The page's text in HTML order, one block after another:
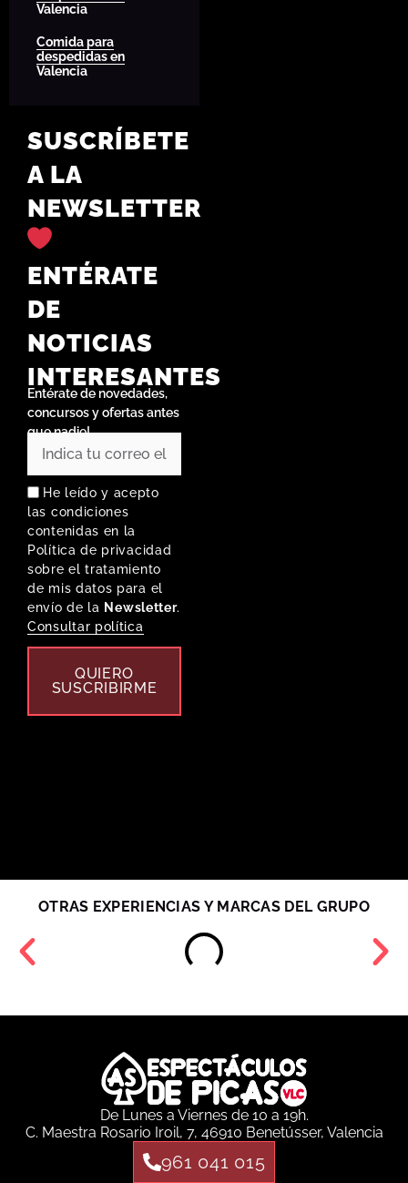
Valencia
Comida para
despedidas en
Valencia
SUSCRÍBETE
A LA
NEWSLETTER
ENTÉRATE
DE
NOTICIAS
INTERESANTES
Entérate de novedades,
concursos y ofertas antes
que nadie!
He leído y acepto
las condiciones
contenidas en la
Política de privacidad
sobre el tratamiento
de mis datos para el
envío de la Newsletter.
Consultar política
QUIERO
SUSCRIBIRME
OTRAS EXPERIENCIAS Y MARCAS DEL GRUPO
De Lunes a Viernes de 10 a 19h.
C. Maestra Rosario Iroil, 7, 46910 Benetússer, Valencia
961 041 015